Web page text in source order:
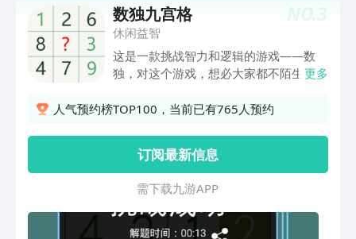
NO.3
数独九宫格
休闲益智
这是一款挑战智力和逻辑的游戏——数
独，对这个游戏，想必大家都不陌生了，
六宫格，满足你循序渐进的逻辑挑战！
九个小格。在这八十一格中给出一定的已
知数字和解题条件，利用逻辑和推理，在
其他的空格上填入1-9的数字。使1-9每个
数字在每一行、每一列和每一宫中都只出
现一次，即可完成挑战。 四宫格数独和
六宫格对应的只是难度的变化，规则基本
更多
人气预约榜TOP100，当前已有765人预约
订阅最新信息
需 下 载 九 游 A P P